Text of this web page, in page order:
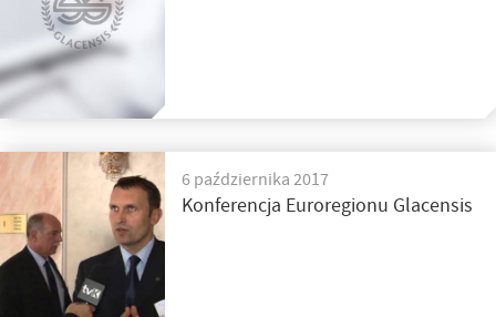
6 października 2017
Konferencja Euroregionu Glacensis